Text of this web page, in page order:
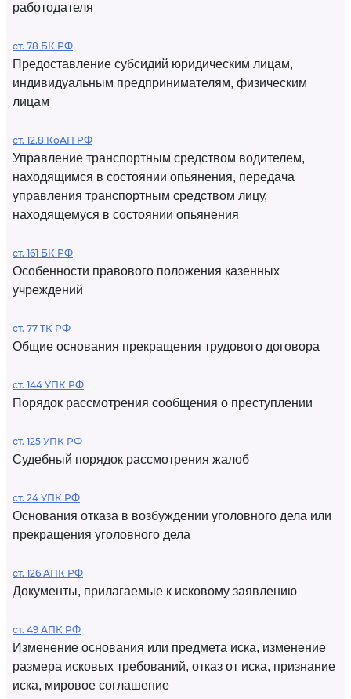
работодателя
ст. 78 БК РФ
Предоставление субсидий юридическим лицам,
индивидуальным предпринимателям, физическим
лицам
ст. 12.8 КоАП РФ
Управление транспортным средством водителем,
находящимся в состоянии опьянения, передача
управления транспортным средством лицу,
находящемуся в состоянии опьянения
ст. 161 БК РФ
Особенности правового положения казенных
учреждений
ст. 77 ТК РФ
Общие основания прекращения трудового договора
ст. 144 УПК РФ
Порядок рассмотрения сообщения о преступлении
ст. 125 УПК РФ
Судебный порядок рассмотрения жалоб
ст. 24 УПК РФ
Основания отказа в возбуждении уголовного дела или
прекращения уголовного дела
ст. 126 АПК РФ
Документы, прилагаемые к исковому заявлению
ст. 49 АПК РФ
Изменение основания или предмета иска, изменение
размера исковых требований, отказ от иска, признание
иска, мировое соглашение